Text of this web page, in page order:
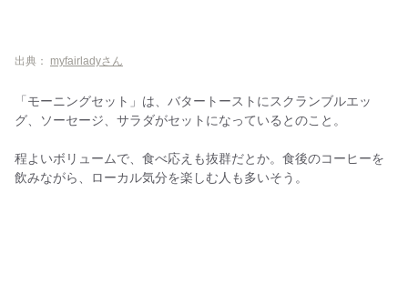
出典： myfairladyさん
「モーニングセット」は、バタートーストにスクランブルエッ
グ、ソーセージ、サラダがセットになっているとのこと。
程よいボリュームで、食べ応えも抜群だとか。食後のコーヒーを
飲みながら、ローカル気分を楽しむ人も多いそう。